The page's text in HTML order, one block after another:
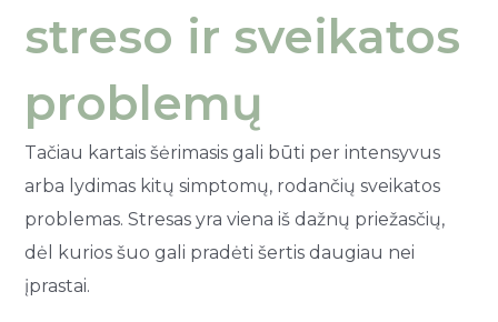
streso ir sveikatos
problemų
Tačiau kartais šėrimasis gali būti per intensyvus
arba lydimas kitų simptomų, rodančių sveikatos
problemas. Stresas yra viena iš dažnų priežasčių,
dėl kurios šuo gali pradėti šertis daugiau nei
įprastai.